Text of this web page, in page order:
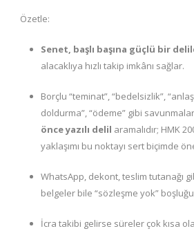
Özetle:
Senet, başlı başına güçlü bir
alacaklıya hızlı takip imkânı sağlar.
Borçlu “teminat”, “bedelsizlik”,
doldurma”, “ödeme” gibi
önce yazılı delil aramalıdır; HMK
yaklaşımı bu noktayı sert biçimde
WhatsApp, dekont, teslim tutanağı
belgeler bile “sözleşme yok”
İcra takibi gelirse süreler çok kısa